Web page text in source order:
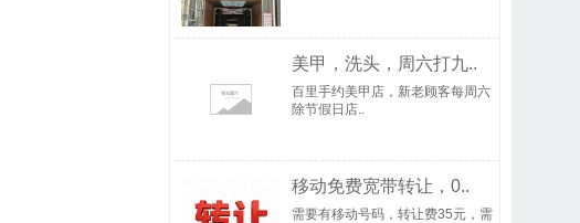
美甲，洗头，周六打九..
百里手约美甲店，新老顾客每周六
除节假日店..
移动免费宽带转让，0..
需要有移动号码，转让费35元，需